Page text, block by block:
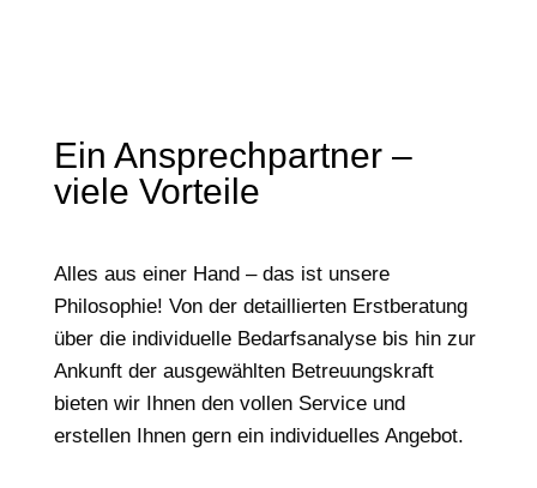
Ein Ansprechpartner –
viele Vorteile
Alles aus einer Hand – das ist unsere
Philosophie! Von der detaillierten Erstberatung
über die individuelle Bedarfsanalyse bis hin zur
Ankunft der ausgewählten Betreuungskraft
bieten wir Ihnen den vollen Service und
erstellen Ihnen gern ein individuelles Angebot.